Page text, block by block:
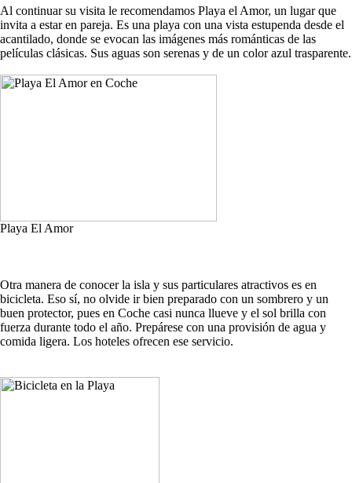
Al continuar su visita le recomendamos Playa el Amor, un lugar que
invita a estar en pareja. Es una playa con una vista estupenda desde el
acantilado, donde se evocan las imágenes más románticas de las
películas clásicas. Sus aguas son serenas y de un color azul trasparente.
Playa El Amor
Otra manera de conocer la isla y sus particulares atractivos es en
bicicleta. Eso sí, no olvide ir bien preparado con un sombrero y un
buen protector, pues en Coche casi nunca llueve y el sol brilla con
fuerza durante todo el año. Prepárese con una provisión de agua y
comida ligera. Los hoteles ofrecen ese servicio.